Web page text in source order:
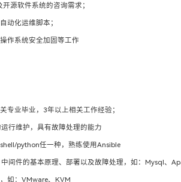
源软件系统的咨询需求；
动化运维脚本；
作系统安全加固等工作
专业毕业，3年以上相关工作经验；
行维护，具有故障处理的能力
python任一种，熟练使用Ansible
间件的基本原理、部署以及故障处理，如：Mysql、
如：VMware、KVM